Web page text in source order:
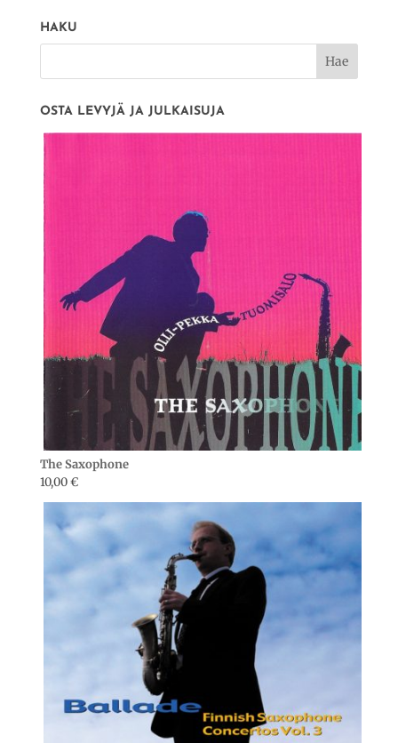
HAKU
OSTA LEVYJÄ JA JULKAISUJA
The Saxophone
10,00€